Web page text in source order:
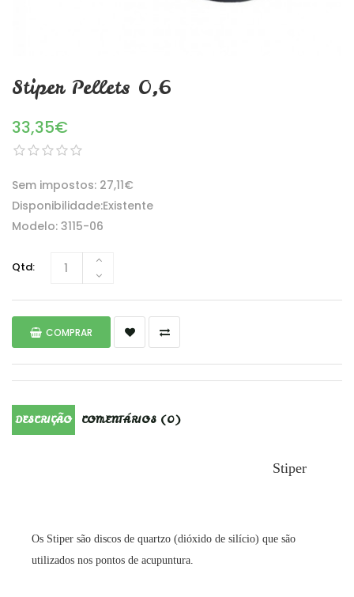
Stiper Pellets 0,6
33,35€
Sem impostos: 27,11€
Disponibilidade:Existente
Modelo: 3115-06
Qtd:
COMPRAR
DESCRIÇÃO COMENTÁRIOS (0)
Stiper
Os Stiper são discos de quartzo (dióxido de silício) que são
utilizados nos pontos de acupuntura.